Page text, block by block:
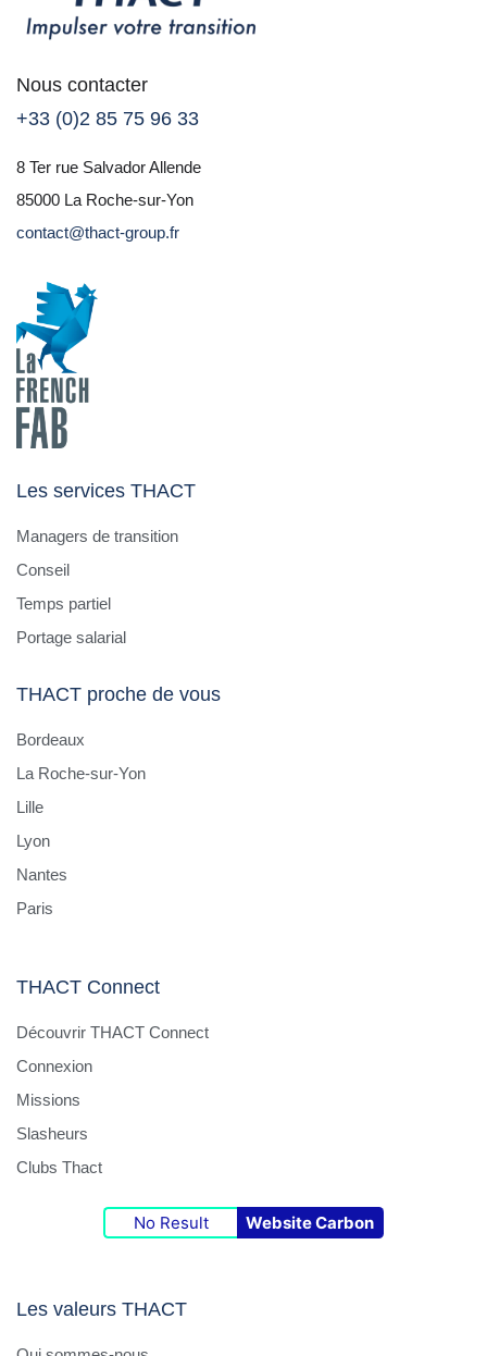
Nous contacter
+33 (0)2 85 75 96 33
8 Ter rue Salvador Allende
85000 La Roche-sur-Yon
contact@thact-group.fr
Les services THACT
Managers de transition
Conseil
Temps partiel
Portage salarial
THACT proche de vous
Bordeaux
La Roche-sur-Yon
Lille
Lyon
Nantes
Paris
THACT Connect
Découvrir THACT Connect
Connexion
Missions
Slasheurs
Clubs Thact
No Result Website Carbon
Les valeurs THACT